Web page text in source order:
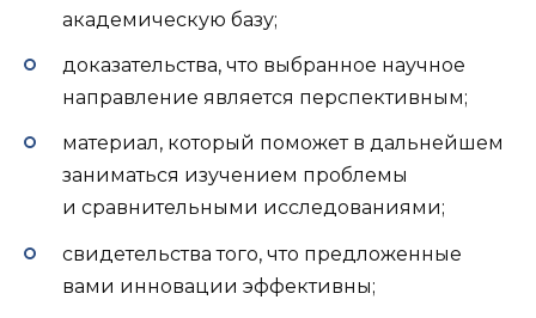
академическую базу;
доказательства, что выбранное научное
направление является перспективным;
материал, который поможет в дальнейшем
заниматься изучением проблемы
и сравнительными исследованиями;
свидетельства того, что предложенные
вами инновации эффективны;